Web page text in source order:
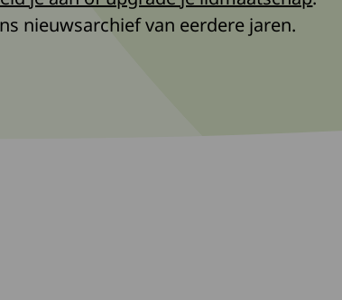
nieuwsarchief van eerdere jaren.
deze te verwijderen